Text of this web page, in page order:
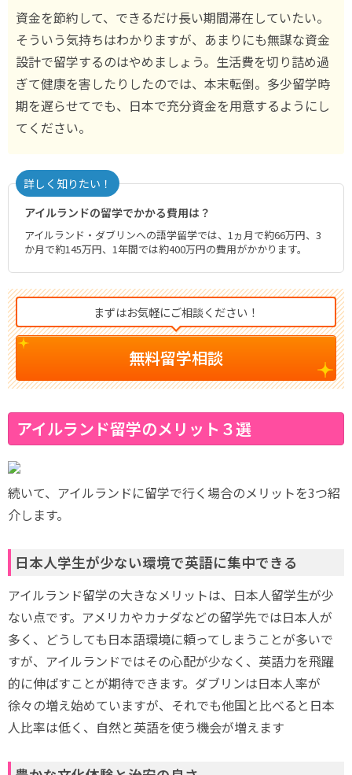
資金を節約して、できるだけ長い期間滞在していたい。
そういう気持ちはわかりますが、あまりにも無謀な資金
設計で留学するのはやめましょう。生活費を切り詰め過
ぎて健康を害したりしたのでは、本末転倒。多少留学時
期を遅らせてでも、日本で充分資金を用意するようにし
てください。
詳しく知りたい！
アイルランドの留学でかかる費用は？
アイルランド・ダブリンへの語学留学では、1ヵ月で約66万円、3
か月で約145万円、1年間では約400万円の費用がかかります。
まずはお気軽にご相談ください！
無料留学相談
アイルランド留学のメリット３選
続いて、アイルランドに留学で行く場合のメリットを3つ紹
介します。
日本人学生が少ない環境で英語に集中できる
アイルランド留学の大きなメリットは、日本人留学生が少
ない点です。アメリカやカナダなどの留学先では日本人が
多く、どうしても日本語環境に頼ってしまうことが多いで
すが、アイルランドではその心配が少なく、英語力を飛躍
的に伸ばすことが期待できます。ダブリンは日本人率が
徐々の増え始めていますが、それでも他国と比べると日本
人比率は低く、自然と英語を使う機会が増えます